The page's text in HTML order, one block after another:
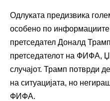
Одлуката предизвика
особено по
претседател Доналд
претседателот на ФИФА,
случајот. Трамп потврди
на ситуацијата, но
ФИФА.